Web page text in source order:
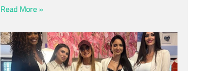
Read More »